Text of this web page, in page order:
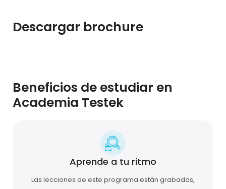
Descargar brochure
Beneficios de estudiar en
Academia Testek
Aprende a tu ritmo
Las lecciones de este programa están grabadas,